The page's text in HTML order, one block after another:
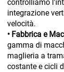
controlliamo
integrazione
velocità.
• Fabbrica e
gamma di
maglieria a
costante e cicli